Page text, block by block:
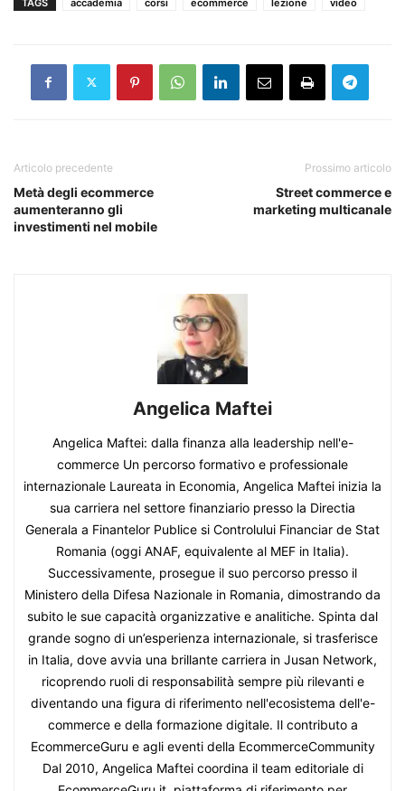
Articolo precedente
Metà degli ecommerce
aumenteranno gli
investimenti nel mobile
Prossimo articolo
Street commerce e
marketing multicanale
Angelica Maftei
Angelica Maftei: dalla finanza alla leadership nell'e-
commerce Un percorso formativo e professionale
internazionale Laureata in Economia, Angelica Maftei inizia la
sua carriera nel settore finanziario presso la Directia
Generala a Finantelor Publice si Controlului Financiar de Stat
Romania (oggi ANAF, equivalente al MEF in Italia).
Successivamente, prosegue il suo percorso presso il
Ministero della Difesa Nazionale in Romania, dimostrando da
subito le sue capacità organizzative e analitiche. Spinta dal
grande sogno di un’esperienza internazionale, si trasferisce
in Italia, dove avvia una brillante carriera in Jusan Network,
ricoprendo ruoli di responsabilità sempre più rilevanti e
diventando una figura di riferimento nell'ecosistema dell'e-
commerce e della formazione digitale. Il contributo a
EcommerceGuru e agli eventi della EcommerceCommunity
Dal 2010, Angelica Maftei coordina il team editoriale di